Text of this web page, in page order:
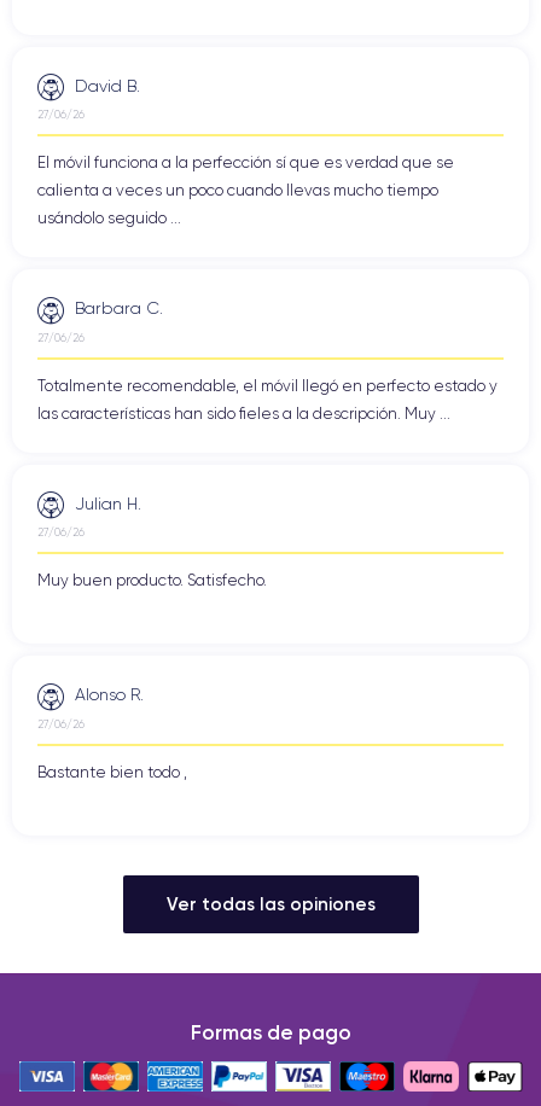
David B.
27/06/26
El móvil funciona a la perfección sí que es verdad que se
calienta a veces un poco cuando llevas mucho tiempo
usándolo seguido ...
Barbara C.
27/06/26
Totalmente recomendable, el móvil llegó en perfecto estado y
las características han sido fieles a la descripción. Muy ...
Julian H.
27/06/26
Muy buen producto. Satisfecho.
Alonso R.
27/06/26
Bastante bien todo ,
Ver todas las opiniones
Formas de pago